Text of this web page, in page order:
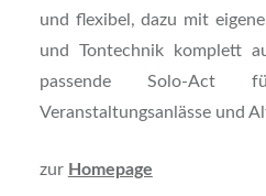
und flexibel, dazu mit
und Tontechnik komplett
passende Solo-Act
Veranstaltungsanlässe und
zur Homepage